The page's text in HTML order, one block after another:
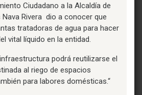
Ciudadano a la Alcaldía de
Rivera dio a conocer que
tratadoras de agua para hacer
vital líquido en la entidad.
podrá reutilizarse el
al riego de espacios
para labores domésticas.“